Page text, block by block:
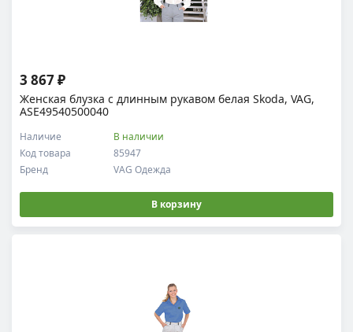
Женская блузка с длинным рукавом белая Skoda, VAG,
ASE49540500040
Код товара 85947
Наличие В наличии
Бренд VAG Одежда
3 867 ₽
В корзину